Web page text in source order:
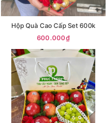
Hộp Quà Cao Cấp Set 600k
600.000₫